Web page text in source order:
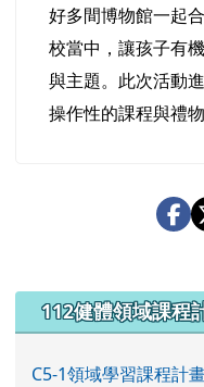
好多間博物館一起
校當中，讓孩子有
與主題。此次活動
操作性的課程與禮
左邊區域內容
112健體領域課程
C5-1領域學習課程計